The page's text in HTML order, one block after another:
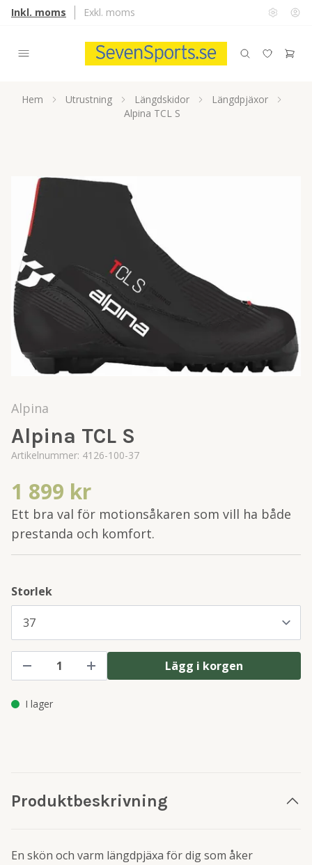
Inkl. moms Exkl. moms
Hem Utrustning Längdskidor
Längdpjäxor
Alpina TCL S
Alpina
Alpina TCL S
Artikelnummer: 4126-100-37
1 899 kr
Ett bra val för motionsåkaren som vill ha både
prestanda och komfort.
Storlek
Lägg i korgen
I lager
Produktbeskrivning
En skön och varm längdpjäxa för dig som åker